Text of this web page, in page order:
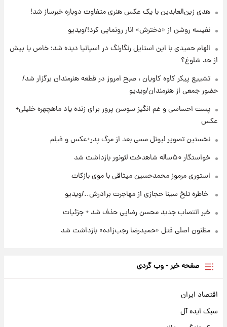
۱۷ ساعت پیش
پست جدید محسن رضایی در شورای عالی امنیت
ملی
خزندگان خطرناک پس از حادثه
۲۲ ساعت پیش
خواستگار ۵۰ساله شاهدخت لئونور بازداشت شد
هدی زین‌العابدین با یک عکس هنری متفاوت دوباره خبرساز شد!
نفیسه روشن از «دخترش» انار رونمایی کرد!/ویدیو
الهام حمیدی با این استایل رنگارنگ در اسپانیا دیده شد؛ خاص یا بیش
از حد شلوغ؟
تشییع پیکر کاوه کاویان ، صبح امروز در قطعه هنرمندان برگزار شد/
حضور جمعی از هنرمندان/ویدیو
پست احساسی و غم انگیز سوسن پرور برای زنده یاد ماهچهره خلیلی+
عکس
نخستین تصویر لیونل مسی بعد از مرگ پدر+عکس و فیلم
خواستگار ۵۰ساله شاهدخت لئونور بازداشت شد
استوری مرموز محمدحسین میثاقی با موی بازکات
⁨ خاطره تلخ سینا حجازی از مهاجرت برادرش../ویدیو
خبر انتصاب جدید محسن رضایی حذف شد + جزئیات
مظنون اصلی قتل «حمیدرضا رجب‌زاده» بازداشت شد
صفحه خبر - وب گردی
اقتصاد ایران
سبک ایده آل